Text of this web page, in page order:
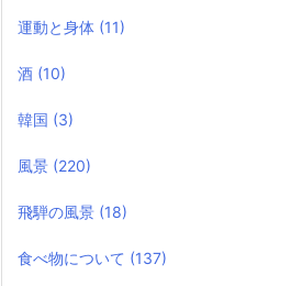
運動と身体 (11)
酒 (10)
韓国 (3)
風景 (220)
飛騨の風景 (18)
食べ物について (137)